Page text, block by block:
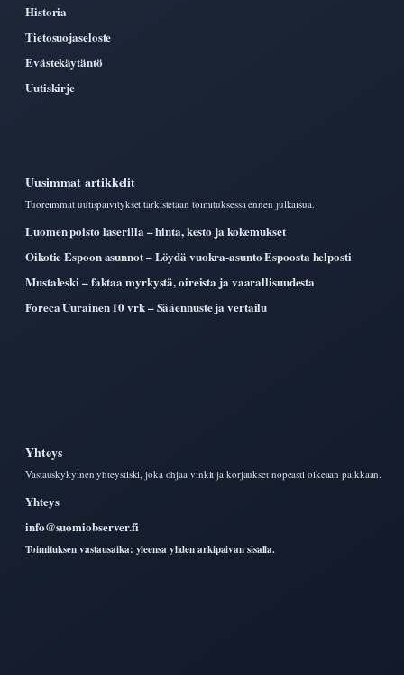
Historia
Tietosuojaseloste
Evästekäytäntö
Uutiskirje
Uusimmat artikkelit
Tuoreimmat uutispaivitykset tarkistetaan toimituksessa ennen julkaisua.
Luomen poisto laserilla – hinta, kesto ja kokemukset
Oikotie Espoon asunnot – Löydä vuokra-asunto Espoosta helposti
Mustaleski – faktaa myrkystä, oireista ja vaarallisuudesta
Foreca Uurainen 10 vrk – Sääennuste ja vertailu
Yhteys
Vastauskykyinen yhteystiski, joka ohjaa vinkit ja korjaukset nopeasti oikeaan paikkaan.
Yhteys
info@suomiobserver.fi
Toimituksen vastausaika: yleensa yhden arkipaivan sisalla.